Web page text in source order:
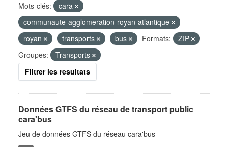
Mots-clés:
cara
communaute-agglomeration-royan-atlantique
royan
transports bus Formats:
ZIP
Groupes:
Transports
Filtrer les resultats
Données GTFS du réseau de transport public
cara'bus
Jeu de données GTFS du réseau cara'bus